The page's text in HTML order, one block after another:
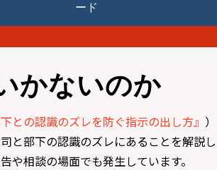
ード
かないのか
との認識のズレを防ぐ指示の出し方』 ）
と部下の認識のズレにあることを解説し
や相談の場面でも発生しています。